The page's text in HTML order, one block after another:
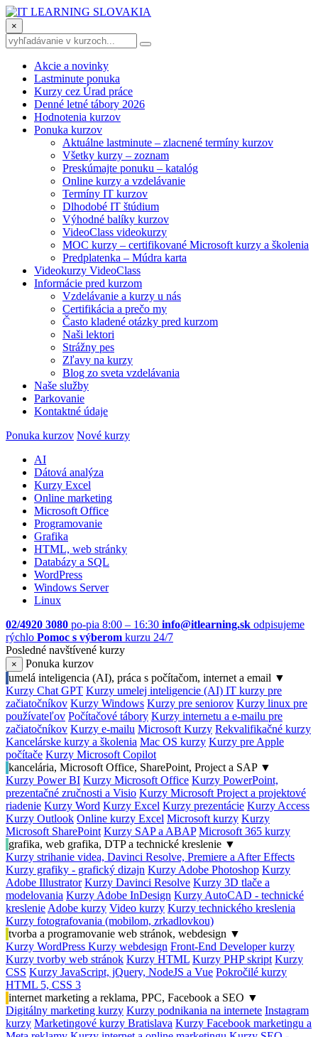
×
Akcie a novinky
Lastminute ponuka
Kurzy cez Úrad práce
Denné letné tábory 2026
Hodnotenia kurzov
Ponuka kurzov
Aktuálne lastminute – zlacnené termíny kurzov
Všetky kurzy – zoznam
Preskúmajte ponuku – katalóg
Online kurzy a vzdelávanie
Termíny IT kurzov
Dlhodobé IT štúdium
Výhodné balíky kurzov
VideoClass videokurzy
MOC kurzy – certifikované Microsoft kurzy a školenia
Predplatenka – Múdra karta
Videokurzy VideoClass
Informácie pred kurzom
Vzdelávanie a kurzy u nás
Certifikácia a prečo my
Často kladené otázky pred kurzom
Naši lektori
Strážny pes
Zľavy na kurzy
Blog zo sveta vzdelávania
Naše služby
Parkovanie
Kontaktné údaje
Ponuka kurzov Nové kurzy
AI
Dátová analýza
Kurzy Excel
Online marketing
Microsoft Office
Programovanie
Grafika
HTML, web stránky
Databázy a SQL
WordPress
Windows Server
Linux
02/4920 3080 po-pia 8:00 – 16:30 info@itlearning.sk odpisujeme
rýchlo Pomoc s výberom kurzu 24/7
Posledné navštívené kurzy
×
Ponuka kurzov
umelá inteligencia (AI), práca s počítačom, internet a email ▼
Kurzy Chat GPT Kurzy umelej inteligencie (AI) IT kurzy pre
začiatočníkov Kurzy Windows Kurzy pre seniorov Kurzy linux pre
používateľov Počítačové tábory Kurzy internetu a e-mailu pre
začiatočníkov Kurzy e-mailu Microsoft Kurzy Rekvalifikačné kurzy
Kancelárske kurzy a školenia Mac OS kurzy Kurzy pre Apple
počítače Kurzy Microsoft Copilot
kancelária, Microsoft Office, SharePoint, Project a SAP ▼
Kurzy Power BI Kurzy Microsoft Office Kurzy PowerPoint,
prezentačné zručnosti a Visio Kurzy Microsoft Project a projektové
riadenie Kurzy Word Kurzy Excel Kurzy prezentácie Kurzy Access
Kurzy Outlook Online kurzy Excel Microsoft kurzy Kurzy
Microsoft SharePoint Kurzy SAP a ABAP Microsoft 365 kurzy
grafika, web grafika, DTP a technické kreslenie ▼
Kurzy strihanie videa, Davinci Resolve, Premiere a After Effects
Kurzy grafiky - grafický dizajn Kurzy Adobe Photoshop Kurzy
Adobe Illustrator Kurzy Davinci Resolve Kurzy 3D tlače a
modelovania Kurzy Adobe InDesign Kurzy AutoCAD - technické
kreslenie Adobe kurzy Video kurzy Kurzy technického kreslenia
Kurzy fotografovania (mobilom, zrkadlovkou)
tvorba a programovanie web stránok, webdesign ▼
Kurzy WordPress Kurzy webdesign Front-End Developer kurzy
Kurzy tvorby web stránok Kurzy HTML Kurzy PHP skript Kurzy
CSS Kurzy JavaScript, jQuery, NodeJS a Vue Pokročilé kurzy
HTML 5, CSS 3
internet marketing a reklama, PPC, Facebook a SEO ▼
Digitálny marketing kurzy Kurzy podnikania na internete Instagram
kurzy Marketingové kurzy Bratislava Kurzy Facebook marketingu a